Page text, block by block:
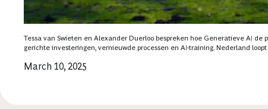
Tessa van Swieten en Alexander Duerloo bespreken hoe Generatieve AI
gerichte investeringen, vernieuwde processen en AI-training. Nederland
March 10, 2025